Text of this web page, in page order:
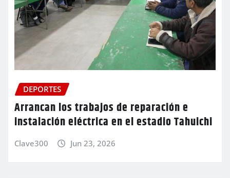
DEPORTES
Arrancan los trabajos de reparación e
instalación eléctrica en el estadio Tahuichi
Clave300 Jun 23, 2026